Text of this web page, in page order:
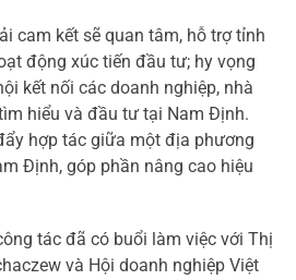
cam kết sẽ quan tâm, hỗ trợ tỉnh
động xúc tiến đầu tư; hy vọng
kết nối các doanh nghiệp, nhà
hiểu và đầu tư tại Nam Định.
hợp tác giữa một địa phương
Định, góp phần nâng cao hiệu
tác đã có buổi làm việc với Thị
và Hội doanh nghiệp Việt